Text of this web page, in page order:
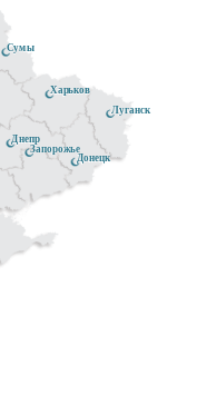
Сумы
Луганск
Донецк
Днепр
Запорожье
Харьков